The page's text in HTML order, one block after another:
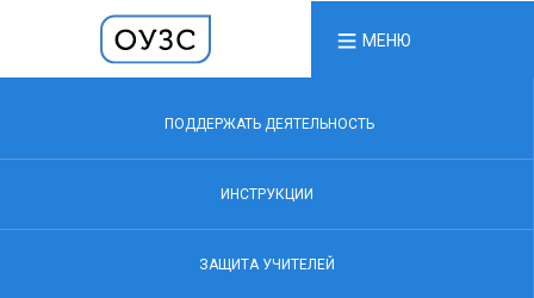
МЕНЮ
ПОДДЕРЖАТЬ ДЕЯТЕЛЬНОСТЬ
ИНСТРУКЦИИ
ЗАЩИТА УЧИТЕЛЕЙ